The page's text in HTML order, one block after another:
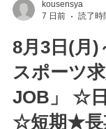
kousensya
読了時
8月3日(月)
スポーツ